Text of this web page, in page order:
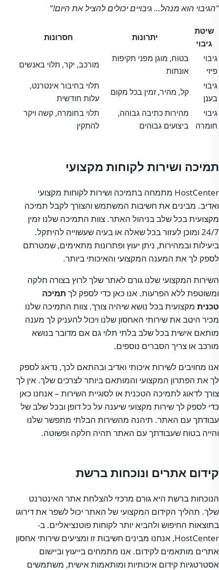
"הגיבוי הוא מנהל… גיבויים יכולים להציל את היום!"
שיטת
גיבוי
יתרונות
חסרונות
גיבוי
פיזי
בטוח, מוגן מפני תקיפות
אונתות
מורכב, יקר, תלוי באנשים
גיבוי
בענן
קל, מהיר, זמין בכל מקום
תלוי בחיבור אינטרנט,
עלות חודשית
גיבוי
חומרה
מהירות כתיבה גבוהה,
ביצועים גבוהים
תלוי בחומרה, קשה ויקר
להתקין
תמיכה ושירות לקוחות מקצועי
HostCenter מתמחה בתמיכה ושירות לקוחות מקצועי
ואדיב. מבינים את חשיבות המשתמש והצורך לקבל תמיכה
מקצועית בכל שלב בניהול האתר. צוות התמיכה שלנו זמין
24/7 ומוכן לעזור בכל שאלה או בעיה שעשוייה להיתקל.
ביעילות ובמהירות, ניתן יעוץ ופתרונות מתאימים, שמטרתם
לספק לך את המענה המקצועי והאיכותי ביותר.
השירות המקצועי שלנו גורם לאתר שלך לרוץ בצורה חלקה
ומשוטפת ללא הפרעות. אנו כאן כדי לספק לך תמיכה
טכנית מקצועית בכל נושא שיהיה צורך. צוות התמיכה שלנו
מכיר היטב את שירותי האחסון שלנו ויכול להעניק לך מענה
מותאם אישית בכל שלב בלתי תלוי גם אם מדובר בנושא
מורכב או צריך הסברים נוספים.
אנו מחויבים לשירות איכותי ואדיב ובהתאם לכך, נדאג לספק
לך את הפתרון המקצועי והמותאם ביותר לצרכים שלך. אין לך
צורך לדאוג לתמיכה הטכנית או לסוגיית השירות – אנחנו כאן
כדי לספק לך שירות מקצועי שיענה על כל דופן ובכל שלב של
עבודתך עם האתר. תיהנה מהשירות הבלתי מתפשר שלנו
והייה בטוח שעבודתך עם האתר תהיה חלקה ופשוטה.
קידום אתרים ונוכחות ברשת
הנוכחות ברשת היא גורם מרכזי להצלחת אתר האינטרנט
שלך. תהליך הקידום המקצועי של האתר יכול לשפר את דירוגו
בתוצאות החיפוש ולהביא יותר לקוחות פוטנציאליים. ב-
HostCenter, אנחנו מבינים חשיבות זו ומציעים שירותי אחסון
אתרים מותאמים לקידום. אנו מתמחים בייעוץ וביישום
אסטרטגיות קידום איכותיות ומותאמות אישית, משתמשים